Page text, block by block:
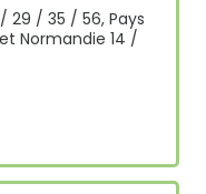
29 / 35 / 56, Pays
Normandie 14 /